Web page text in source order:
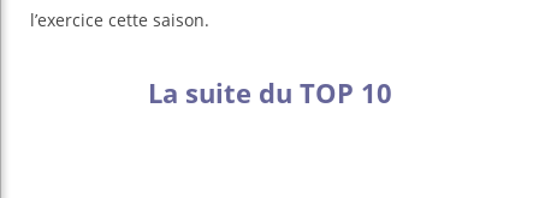
l’exercice cette saison.
La suite du TOP 10